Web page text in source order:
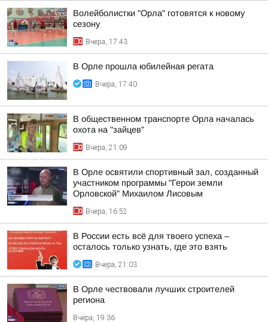
Волейболистки "Орла" готовятся к новому
сезону
Вчера, 17:43
В Орле прошла юбилейная регата
Вчера, 17:40
В общественном транспорте Орла началась
охота на "зайцев"
Вчера, 21:09
В Орле освятили спортивный зал, созданный
участником программы "Герои земли
Орловской" Михаилом Лисовым
Вчера, 16:52
В России есть всё для твоего успеха –
осталось только узнать, где это взять
Вчера, 21:03
В Орле чествовали лучших строителей
региона
Вчера, 19:36